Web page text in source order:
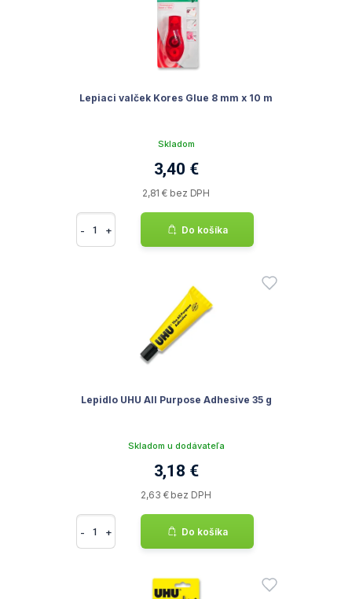
Lepiaci valček Kores Glue 8 mm x 10 m
Skladom
3,40 €
2,81 € bez DPH
- + Do košíka
Lepidlo UHU All Purpose Adhesive 35 g
Skladom u dodávateľa
3,18 €
2,63 € bez DPH
- + Do košíka